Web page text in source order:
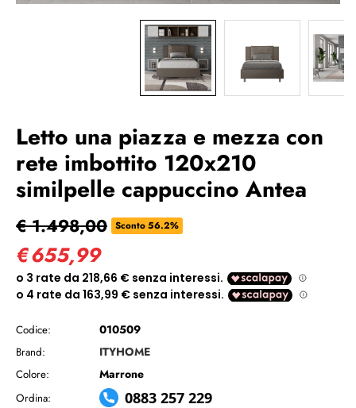
Letto una piazza e mezza con
rete imbottito 120x210
similpelle cappuccino Antea
€ 1.498,00 Sconto 56.2%
€655,99
Codice: 010509
Brand: ITYHOME
Colore: Marrone
Ordina: 0883 257 229